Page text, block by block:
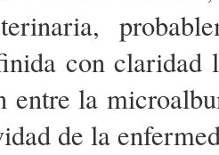
con
entre la
de la